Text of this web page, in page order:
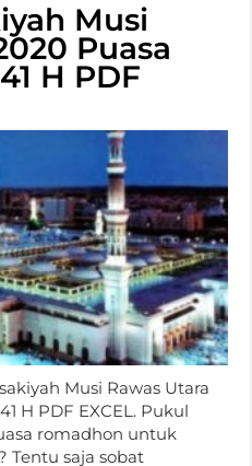
Musi
Puasa
H PDF
Musi Rawas Utara
H PDF EXCEL. Pukul
romadhon untuk
Tentu saja sobat